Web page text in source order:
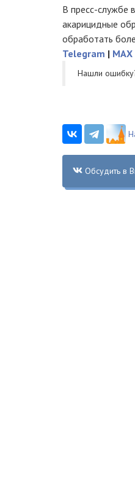
В пресс-службе
акарицидные
обработать
Telegram | MAX
Нашли
Обсудить в